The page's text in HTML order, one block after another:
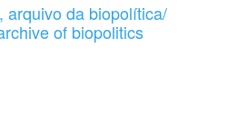
arquivo da biopolítica/
of biopolitics